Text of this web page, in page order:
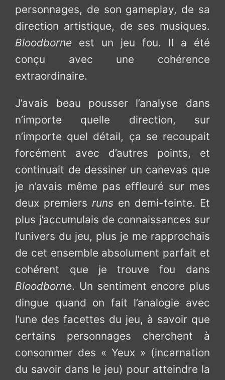
personnages, de son gameplay, de sa
direction artistique, de ses musiques.
Bloodborne est un jeu fou. Il a été
conçu avec une cohérence
extraordinaire.
J’avais beau pousser l’analyse dans
n’importe quelle direction, sur
n’importe quel détail, ça se recoupait
forcément avec d’autres points, et
continuait de dessiner un canevas que
je n’avais même pas effleuré sur mes
deux premiersruns en demi-teinte. Et
plus j’accumulais de connaissances sur
l’univers du jeu, plus je me rapprochais
de cet ensemble absolument parfait et
cohérent que je trouve fou dans
Bloodborne. Un sentiment encore plus
dingue quand on fait l’analogie avec
l’une des facettes du jeu, à savoir que
certains personnages cherchent à
consommer des « Yeux » (incarnation
du savoir dans le jeu) pour atteindre la